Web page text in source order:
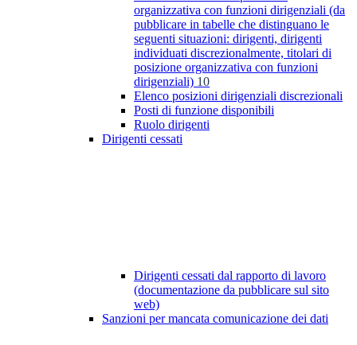
organizzativa con funzioni dirigenziali (da
pubblicare in tabelle che distinguano le
seguenti situazioni: dirigenti, dirigenti
individuati discrezionalmente, titolari di
posizione organizzativa con funzioni
dirigenziali) 10
Elenco posizioni dirigenziali discrezionali
Posti di funzione disponibili
Ruolo dirigenti
Dirigenti cessati
Dirigenti cessati dal rapporto di lavoro
(documentazione da pubblicare sul sito
web)
Sanzioni per mancata comunicazione dei dati